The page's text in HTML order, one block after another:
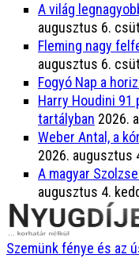
A világ
augusztus 6.
Fleming nagy
augusztus 6.
Fogyó Nap a
Harry Houdini
tartályban 2026.
Weber Antal, a
2026. augusztus
A magyar
augusztus 4.
Szemünk fénye és az